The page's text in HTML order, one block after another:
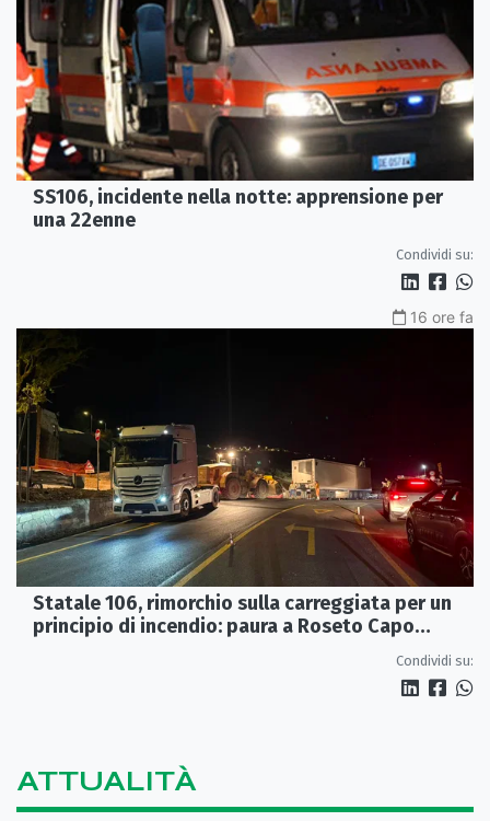
SS106, incidente nella notte: apprensione per
una 22enne
Condividi su:
16 ore fa
Statale 106, rimorchio sulla carreggiata per un
principio di incendio: paura a Roseto Capo
Condividi su:
ATTUALITÀ